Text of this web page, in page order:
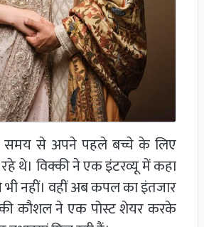
समय से अपने पहले बच्चे के लिए
थे। विक्की ने एक इंटरव्यू में कहा
नहीं। वहीं अब कपल का इंतजार
कौशल ने एक पोस्ट शेयर करके